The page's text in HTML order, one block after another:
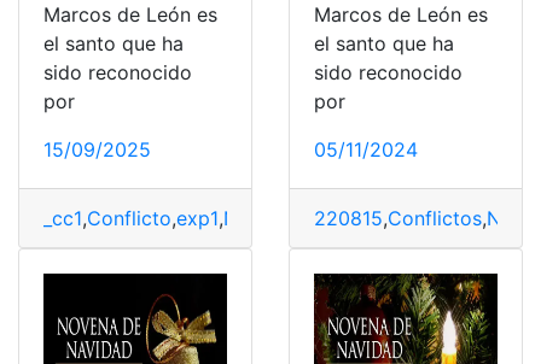
Marcos de León es
el santo que ha
sido reconocido
por
15/09/2025
_cc1,Conflicto,exp1,Novena Oración,santo,Solución
Marcos de León es
el santo que ha
sido reconocido
por
05/11/2024
220815,Conflictos,